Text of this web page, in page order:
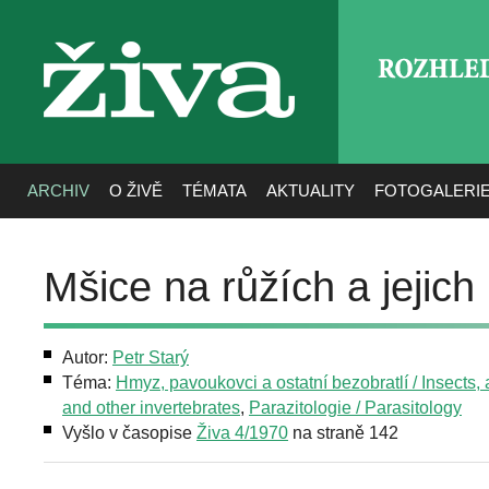
živa
ARCHIV O ŽIVĚ TÉMATA AKTUALITY
Mšice na růžích a jejich
Autor: Petr Starý
Téma: Hmyz, pavoukovci a ostatní bezobratlí / Insects,
and other invertebrates, Parazitologie / Parasitology
Vyšlo v časopise Živa 4/1970 na straně 142